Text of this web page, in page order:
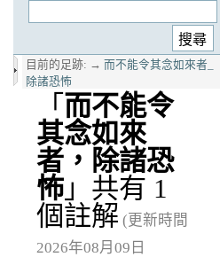
目前的足跡: → 而不能令其念如來者_
除諸恐怖
「 而不能令
其念如來
者，除諸恐
怖 」共有 1
個註解 (更新時間
2026年08月09日